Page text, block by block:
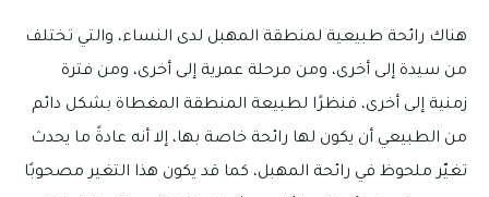
هناك رائحة طبيعية لمنطقة المهبل لدى النساء، والتي تختلف
من سيدة إلى أخرى، ومن مرحلة عمرية إلى أخرى، ومن فترة
زمنية إلى أخرى، فنظرًا لطبيعة المنطقة المغطاة بشكل دائم
من الطبيعي أن يكون لها رائحة خاصة بها، إلا أنه عادةً ما يحدث
تغيّر ملحوظ في رائحة المهبل، كما قد يكون هذا التغير مصحوبًا